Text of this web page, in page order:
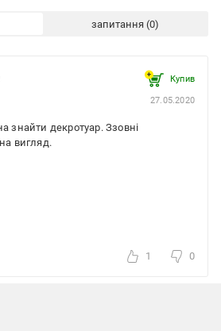
запитання
Купив
27.05.2020
знайти декротуар. Ззовні
вигляд.
1 0